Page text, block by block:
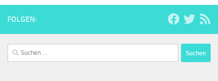
FOLGEN:
Suchen
nach: